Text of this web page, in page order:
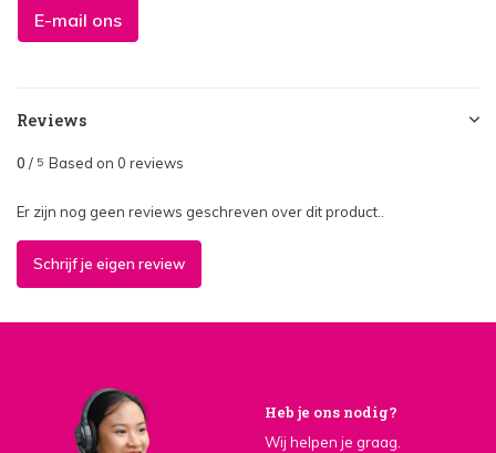
E-mail ons
Reviews
0 / 5 Based on 0 reviews
Er zijn nog geen reviews geschreven over dit product..
Schrijf je eigen review
Heb je ons nodig?
Wij helpen je graag.